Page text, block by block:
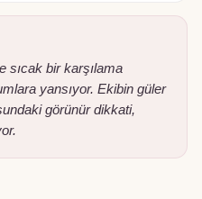
sıcak bir karşılama
yansıyor. Ekibin güler
görünür dikkati,